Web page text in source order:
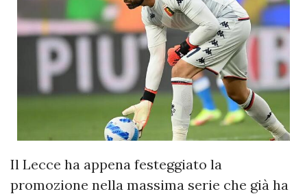
Il Lecce ha appena festeggiato la
promozione nella massima serie che già ha